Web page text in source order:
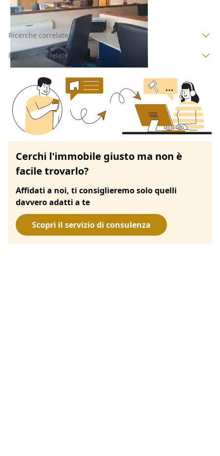
Ricerche correlate
Ricerche correlate
Cerchi l'immobile giusto ma non è
facile trovarlo?
Affidati a noi, ti consiglieremo solo quelli
davvero adatti a te
Scopri il servizio di consulenza